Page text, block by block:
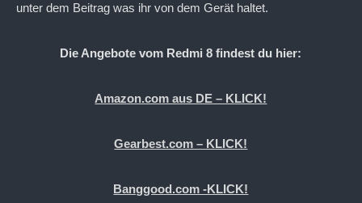
unter dem Beitrag was ihr von dem Gerät haltet.
Die Angebote vom Redmi 8 findest du hier:
Amazon.com aus DE – KLICK!
Gearbest.com – KLICK!
Banggood.com -KLICK!